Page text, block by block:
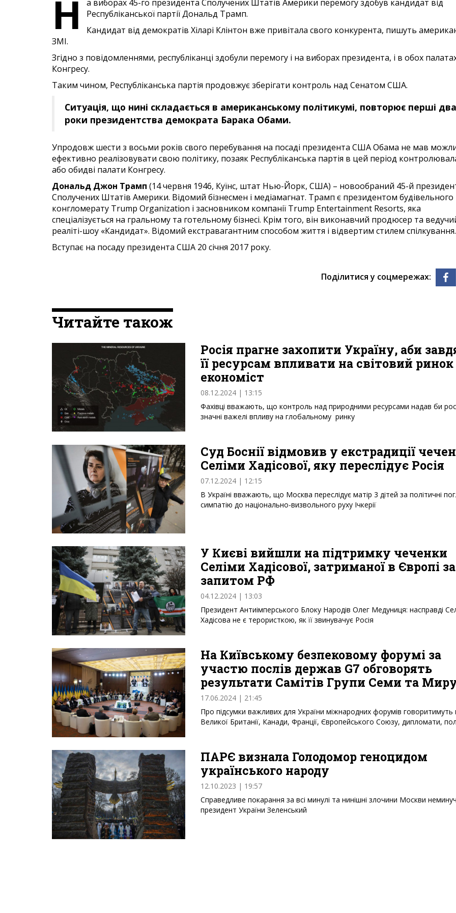
Н
а виборах 45-го президента Сполучених Штатів Америки перемогу здобув кандидат від
Республіканської партії Дональд Трамп.
Кандидат від демократів Хіларі Клінтон вже привітала свого конкурента, пишуть
ЗМІ.
Згідно з повідомленнями, республіканці здобули перемогу і на виборах президента, і в обох
Конгресу.
Таким чином, Республіканська партія продовжує зберігати контроль над Сенатом США.
Ситуація, що нині складається в американському політикумі, повторює перші два
роки президентства демократа Барака Обами.
Упродовж шести з восьми років свого перебування на посаді президента США Обама не мав
ефективно реалізовувати свою політику, позаяк Республіканська партія в цей період
або обидві палати Конгресу.
Дональд Джон Трамп (14 червня 1946, Куїнс, штат Нью-Йорк, США) – новообраний 45-й
Сполучених Штатів Америки. Відомий бізнесмен і медіамагнат. Трамп є президентом будівельного
конгломерату Trump Organization і засновником компанії Trump Entertainment Resorts, яка
спеціалізується на гральному та готельному бізнесі. Крім того, він виконавчий продюсер та
реаліті-шоу «Кандидат». Відомий екстравагантним способом життя і відвертим стилем спілкування.
Вступає на посаду президента США 20 січня 2017 року.
Поділитися у соцмережах:
Читайте також
Росія прагне захопити Україну, аби
її ресурсам впливати на світовий ринок
економіст
08.12.2024 | 13:15
Фахівці вважають, що контроль над природними ресурсами надав би
значні важелі впливу на глобальному ринку
Суд Боснії відмовив у екстрадиції
Селіми Хадісової, яку переслідує Росія
07.12.2024 | 12:15
В Україні вважають, що Москва переслідує матір 3 дітей за політичні
симпатію до національно-визвольного руху Ічкерії
У Києві вийшли на підтримку чеченки
Селіми Хадісової, затриманої в Європі за
запитом РФ
04.12.2024 | 13:03
Президент Антиімперського Блоку Народів Олег Медуниця: насправді
Хадісова не є терористкою, як її звинувачує Росія
На Київському безпековому форумі за
участю послів держав G7 обговорять
результати Самітів Групи Семи та
17.06.2024 | 21:45
Про підсумки важливих для України міжнародних форумів говоритимуть
Великої Британії, Канади, Франції, Європейського Союзу, дипломати,
ПАРЄ визнала Голодомор геноцидом
українського народу
12.10.2023 | 19:57
Справедливе покарання за всі минулі та нинішні злочини Москви
президент України Зеленський